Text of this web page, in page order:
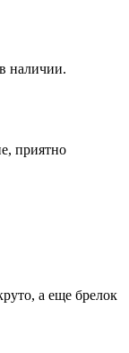
наличии.
приятно
а еще брелок